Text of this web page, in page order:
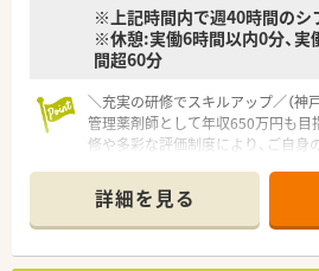
※上記時間内で週40時間のシ
※休憩:実働6時間以内0分、実
間超60分
＼充実の研修でスキルアップ／（神
管理薬剤師として年収650万円も目
修や多彩な評価制度により、ご自
【店舗情報と応需状況について】
■JR明石駅もしくは西明石駅～車
り、マイカー通勤が可能で大変便利
詳細を見る